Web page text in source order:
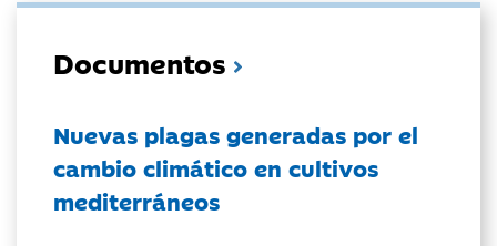
Documentos
Nuevas plagas generadas por el
cambio climático en cultivos
mediterráneos